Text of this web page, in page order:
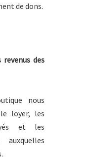
de dons.
des
nous
loyer, les
et les
auxquelles